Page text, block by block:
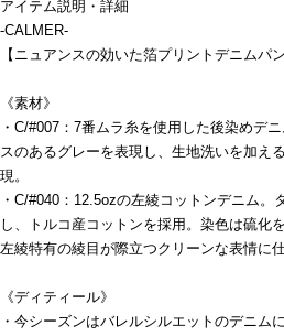
アイテム説明・詳細
-CALMER-
【ニュアンスの効いた箔プリントデニムパン
《素材》
・C/#007：7番ムラ糸を使用した後染めデ
スのあるグレーを表現し、生地洗いを加え
現。
・C/#040：12.5ozの左綾コットンデニム。
し、トルコ産コットンを採用。染色は硫化
左綾特有の綾目が際立つクリーンな表情に
《ディティール》
・今シーズンはバレルシルエットのデニム